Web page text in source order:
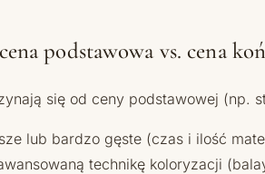
podstawowa vs. cena
się od ceny podstawowej (np.
lub bardzo gęste (czas i ilość
technikę koloryzacji